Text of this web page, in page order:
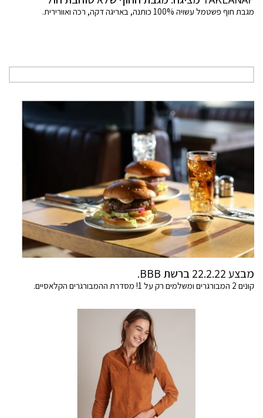
מגבת חוף פשטמל עשויה 100% כותנה, באריגה דקה, רכה ואוורירית.
מבצע 22.2.22 ברשת BBB.
קונים 2 המבורגרים ומשלמים רק על 1! מסדרת ההמבורגרים הקלאסיים.